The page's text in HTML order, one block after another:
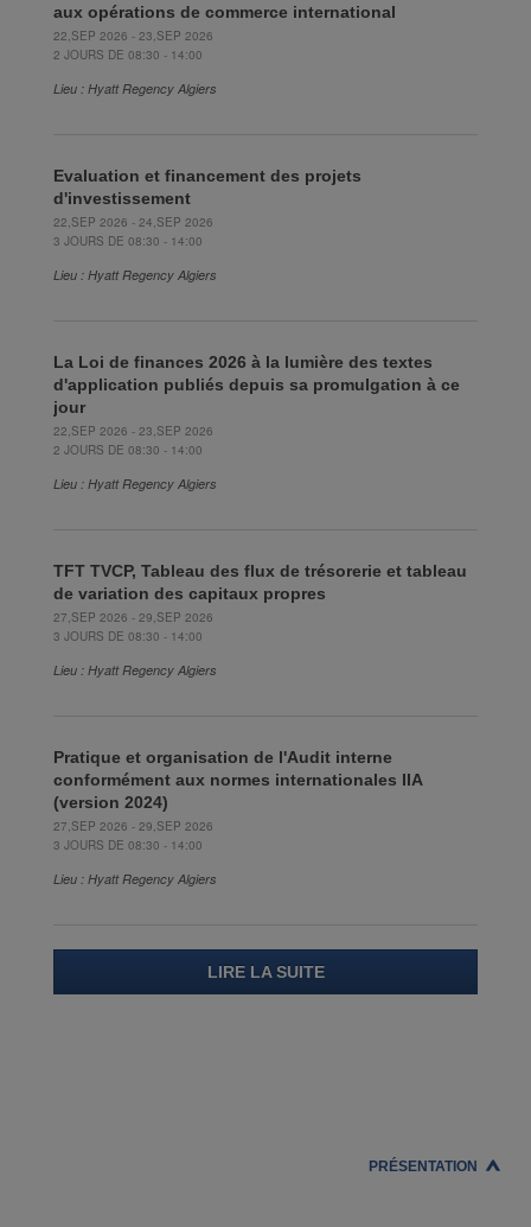
aux opérations de commerce international
22,SEP 2026 - 23,SEP 2026
2 JOURS DE 08:30 - 14:00
Lieu : Hyatt Regency Algiers
Evaluation et financement des projets
d'investissement
22,SEP 2026 - 24,SEP 2026
3 JOURS DE 08:30 - 14:00
Lieu : Hyatt Regency Algiers
La Loi de finances 2026 à la lumière des textes
d'application publiés depuis sa promulgation à ce
jour
22,SEP 2026 - 23,SEP 2026
2 JOURS DE 08:30 - 14:00
Lieu : Hyatt Regency Algiers
TFT TVCP, Tableau des flux de trésorerie et tableau
de variation des capitaux propres
27,SEP 2026 - 29,SEP 2026
3 JOURS DE 08:30 - 14:00
Lieu : Hyatt Regency Algiers
Pratique et organisation de l'Audit interne
conformément aux normes internationales IIA
(version 2024)
27,SEP 2026 - 29,SEP 2026
3 JOURS DE 08:30 - 14:00
Lieu : Hyatt Regency Algiers
LIRE LA SUITE
PRÉSENTATION